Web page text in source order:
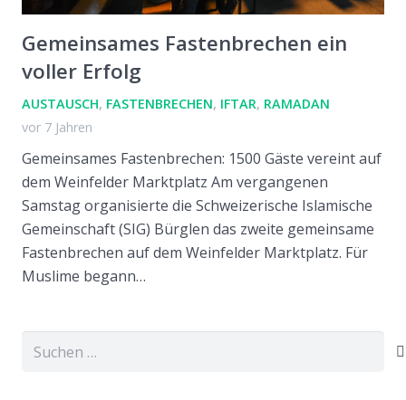
Gemeinsames Fastenbrechen ein
voller Erfolg
AUSTAUSCH, FASTENBRECHEN, IFTAR, RAMADAN
vor 7 Jahren
Gemeinsames Fastenbrechen: 1500 Gäste vereint auf
dem Weinfelder Marktplatz Am vergangenen
Samstag organisierte die Schweizerische Islamische
Gemeinschaft (SIG) Bürglen das zweite gemeinsame
Fastenbrechen auf dem Weinfelder Marktplatz. Für
Muslime begann…
Suchen